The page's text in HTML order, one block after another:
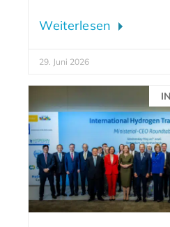
Weiterlesen
29. Juni 2026